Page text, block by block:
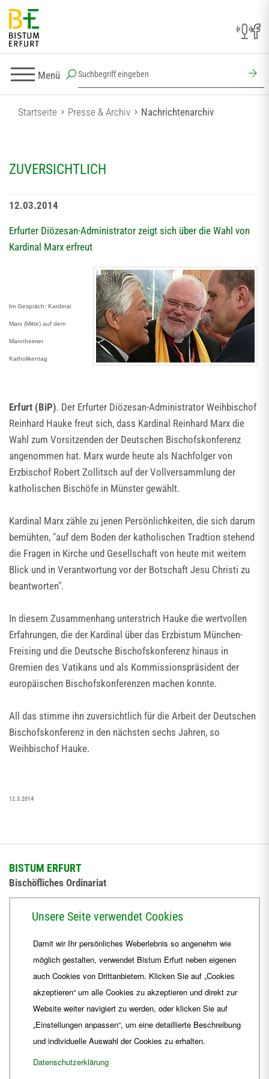
Menü
Startseite Presse & Archiv Nachrichtenarchiv
ZUVERSICHTLICH
12.03.2014
Erfurter Diözesan-Administrator zeigt sich über die Wahl von
Kardinal Marx erfreut
Im Gespräch: Kardinal
Marx (Mitte) auf dem
Mannheimer
Katholikentag
Erfurt (BiP). Der Erfurter Diözesan-Administrator Weihbischof
Reinhard Hauke freut sich, dass Kardinal Reinhard Marx die
Wahl zum Vorsitzenden der Deutschen Bischofskonferenz
angenommen hat. Marx wurde heute als Nachfolger von
Erzbischof Robert Zollitsch auf der Vollversammlung der
katholischen Bischöfe in Münster gewählt.
Kardinal Marx zähle zu jenen Persönlichkeiten, die sich darum
bemühten, "auf dem Boden der katholischen Tradtion stehend
die Fragen in Kirche und Gesellschaft von heute mit weitem
Blick und in Verantwortung vor der Botschaft Jesu Christi zu
beantworten".
In diesem Zusammenhang unterstrich Hauke die wertvollen
Erfahrungen, die der Kardinal über das Erzbistum München-
Freising und die Deutsche Bischofskonferenz hinaus in
Gremien des Vatikans und als Kommissionspräsident der
europäischen Bischofskonferenzen machen konnte.
All das stimme ihn zuversichtlich für die Arbeit der Deutschen
Bischofskonferenz in den nächsten sechs Jahren, so
Weihbischof Hauke.
12.3.2014
BISTUM ERFURT
Bischöfliches Ordinariat
+49 361 6572-444
ordinariat Bistum-Erfurt.de
Unsere Seite verwendet Cookies
Damit wir Ihr persönliches Weberlebnis so angenehm wie
möglich gestalten, verwendet Bistum Erfurt neben eigenen
auch Cookies von Drittanbietern. Klicken Sie auf „Cookies
akzeptieren“ um alle Cookies zu akzeptieren und direkt zur
Website weiter navigiert zu werden, oder klicken Sie auf
„Einstellungen anpassen“, um eine detaillierte Beschreibung
und individuelle Auswahl der Cookies zu erhalten.
Datenschutzerklärung